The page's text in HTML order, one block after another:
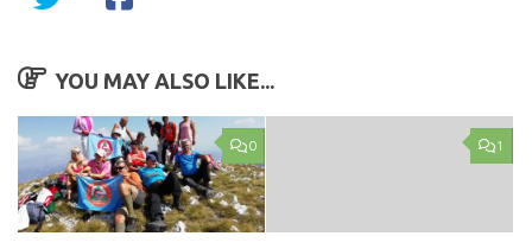
YOU MAY ALSO LIKE...
0 1